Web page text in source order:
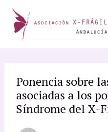
contenido
Ponencia sobre
asociadas a los
Síndrome del X-